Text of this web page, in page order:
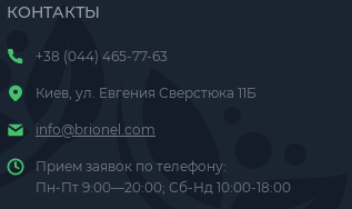
КОНТАКТЫ
+38 (044) 465-77-63
Киев, ул. Евгения Сверстюка 11Б
info@brionel.com
Прием заявок по телефону:
Пн-Пт 9:00—20:00; Сб-Нд 10:00-18:00